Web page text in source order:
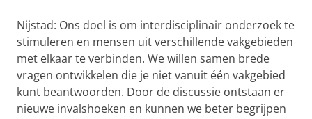
Nijstad: Ons doel is om interdisciplinair onderzoek te
stimuleren en mensen uit verschillende vakgebieden
met elkaar te verbinden. We willen samen brede
vragen ontwikkelen die je niet vanuit één vakgebied
kunt beantwoorden. Door de discussie ontstaan er
nieuwe invalshoeken en kunnen we beter begrijpen